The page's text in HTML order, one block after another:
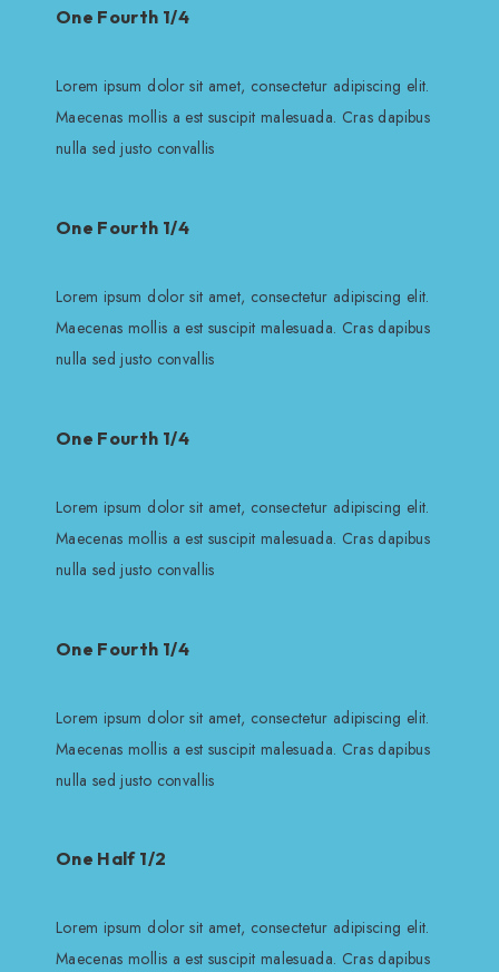
One Fourth 1/4
Lorem ipsum dolor sit amet, consectetur adipiscing elit.
Maecenas mollis a est suscipit malesuada. Cras dapibus
nulla sed justo convallis
One Fourth 1/4
Lorem ipsum dolor sit amet, consectetur adipiscing elit.
Maecenas mollis a est suscipit malesuada. Cras dapibus
nulla sed justo convallis
One Fourth 1/4
Lorem ipsum dolor sit amet, consectetur adipiscing elit.
Maecenas mollis a est suscipit malesuada. Cras dapibus
nulla sed justo convallis
One Fourth 1/4
Lorem ipsum dolor sit amet, consectetur adipiscing elit.
Maecenas mollis a est suscipit malesuada. Cras dapibus
nulla sed justo convallis
One Half 1/2
Lorem ipsum dolor sit amet, consectetur adipiscing elit.
Maecenas mollis a est suscipit malesuada. Cras dapibus